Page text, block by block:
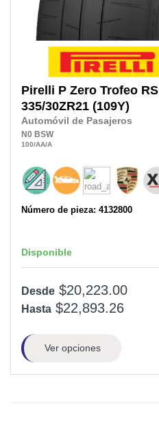
Pirelli P Zero Trofeo RS
335/30ZR21 (109Y)
Automóvil de Pasajeros
N0 BSW
100/AA/A
Número de pieza: 4132800
Disponible
Desde $20,223.00
Hasta $22,893.26
Ver opciones